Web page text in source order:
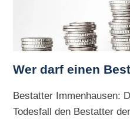
Wer darf einen
Bestatter Immenhausen:
Todesfall den Bestatter